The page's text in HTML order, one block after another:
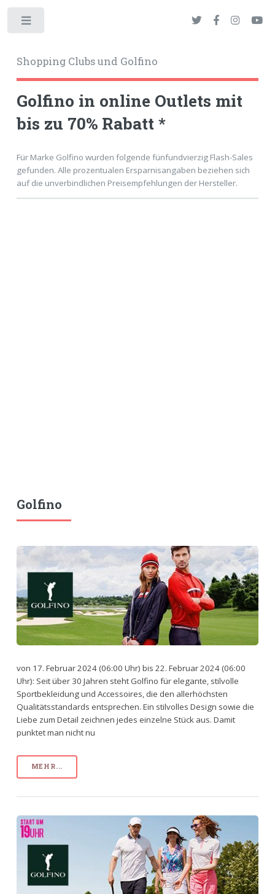
Shopping Clubs und Golfino
Golfino in online Outlets mit
bis zu 70% Rabatt *
Für Marke Golfino wurden folgende fünfundvierzig Flash-Sales
gefunden. Alle prozentualen Ersparnisangaben beziehen sich
auf die unverbindlichen Preisempfehlungen der Hersteller.
Golfino
von 17. Februar 2024 (06:00 Uhr) bis 22. Februar 2024 (06:00
Uhr): Seit über 30 Jahren steht Golfino für elegante, stilvolle
Sportbekleidung und Accessoires, die den allerhöchsten
Qualitätsstandards entsprechen. Ein stilvolles Design sowie die
Liebe zum Detail zeichnen jedes einzelne Stück aus. Damit
punktet man nicht nu
MEHR...